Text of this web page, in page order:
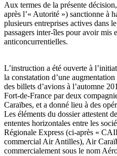
Aux termes de la présente
après l’« Autorité ») sanctionne à
plusieurs entreprises actives dans
passagers inter-îles pour avoir mis
anticoncurrentielles.
L’instruction a été ouverte à
la constatation d’une
des billets d’avions à l’automne
Fort-de-France par deux
Caraïbes, et a donné lieu à des
Les éléments du dossier attestent
ententes horizontales entre les
Régionale Express (ci-après «
commercial Air Antilles), Air
commercialement sous le nom